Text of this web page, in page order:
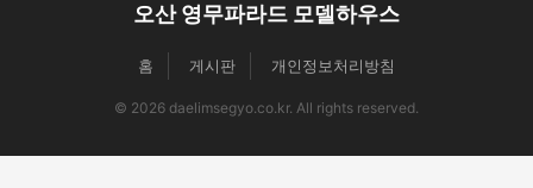
오산 영무파라드 모델하우스
홈 게시판 개인정보처리방침
© 2026 daelimsegyo.co.kr. All rights reserved.